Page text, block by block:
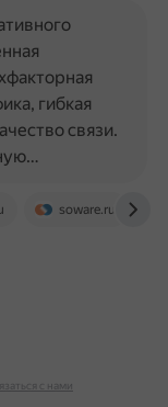
soware.ru
гибкая
связи.
с нами